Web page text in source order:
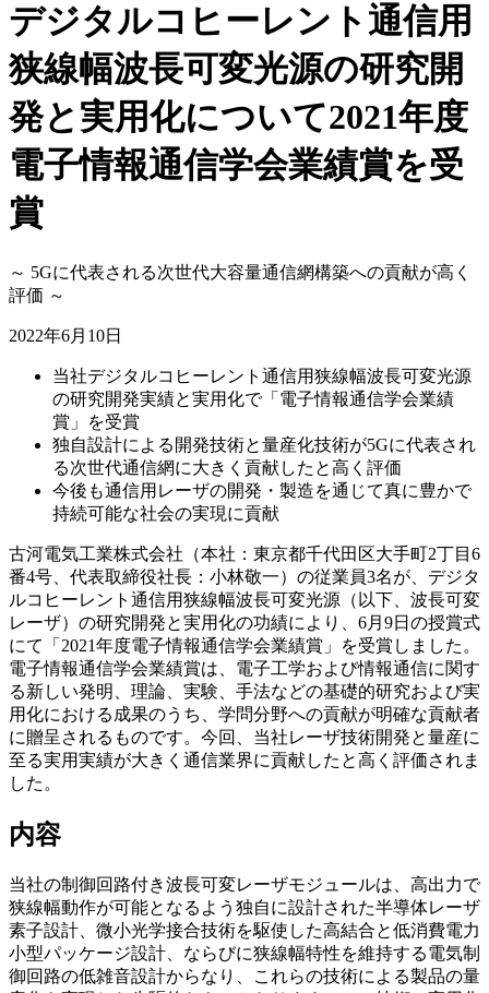
デジタルコヒーレント通信用
狭線幅波長可変光源の研究開
発と実用化について2021年度
電子情報通信学会業績賞を受
賞
～ 5Gに代表される次世代大容量通信網構築への貢献が高く
評価 ～
2022年6月10日
当社デジタルコヒーレント通信用狭線幅波長可変光源
の研究開発実績と実用化で「電子情報通信学会業績
賞」を受賞
独自設計による開発技術と量産化技術が5Gに代表され
る次世代通信網に大きく貢献したと高く評価
今後も通信用レーザの開発・製造を通じて真に豊かで
持続可能な社会の実現に貢献
古河電気工業株式会社（本社：東京都千代田区大手町2丁目6
番4号、代表取締役社長：小林敬一）の従業員3名が、デジタ
ルコヒーレント通信用狭線幅波長可変光源（以下、波長可変
レーザ）の研究開発と実用化の功績により、6月9日の授賞式
にて「2021年度電子情報通信学会業績賞」を受賞しました。
電子情報通信学会業績賞は、電子工学および情報通信に関す
る新しい発明、理論、実験、手法などの基礎的研究および実
用化における成果のうち、学問分野への貢献が明確な貢献者
に贈呈されるものです。今回、当社レーザ技術開発と量産に
至る実用実績が大きく通信業界に貢献したと高く評価されま
した。
内容
当社の制御回路付き波長可変レーザモジュールは、高出力で
狭線幅動作が可能となるよう独自に設計された半導体レーザ
素子設計、微小光学接合技術を駆使した高結合と低消費電力
小型パッケージ設計、ならびに狭線幅特性を維持する電気制
御回路の低雑音設計からなり、これらの技術による製品の量